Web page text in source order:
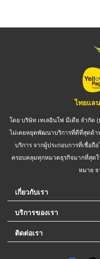
ไทยแล
โดย บริษัท เทเลอินโฟ มีเดีย จำกัด
ไม่เคยหยุดพัฒนาบริการที่ดีที่สุดด้า
บริการ จากผู้ประกอบการที่เชื่อถื
ครอบคลุมทุกหมวดธุรกิจมากที่สุดใ
หมาย
เกี่ยวกับเรา
บริการของเรา
ติดต่อเรา